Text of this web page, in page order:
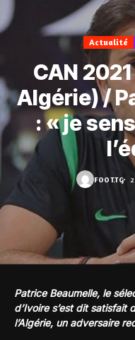
Actualité
CAN
Algérie) /
: « je
FOOT.TG
Patrice Beaumelle, le
d’Ivoire s’est dit satisfait
l’Algérie, un adversaire